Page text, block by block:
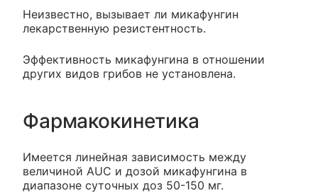
Неизвестно, вызывает ли микафунгин
лекарственную резистентность.
Эффективность микафунгина в отношении
других видов грибов не установлена.
Фармакокинетика
Имеется линейная зависимость между
величиной AUC и дозой микафунгина в
диапазоне суточных доз 50-150 мг.